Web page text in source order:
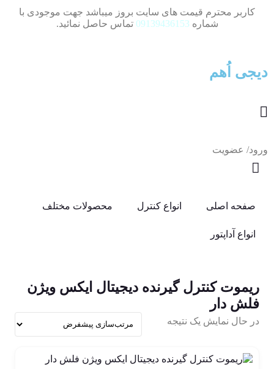
کاربر محترم قیمت های سایت بروز میباشد جهت موجودی با
شماره 09139436153 تماس حاصل نمائید.
دیجی اُهم
ورود/ عضویت
صفحه اصلی انواع کنترل محصولات مختلف
انواع آداپتور
ریموت کنترل گیرنده دیجیتال ایکس ویژن
فلش دار
در حال نمایش یک نتیجه